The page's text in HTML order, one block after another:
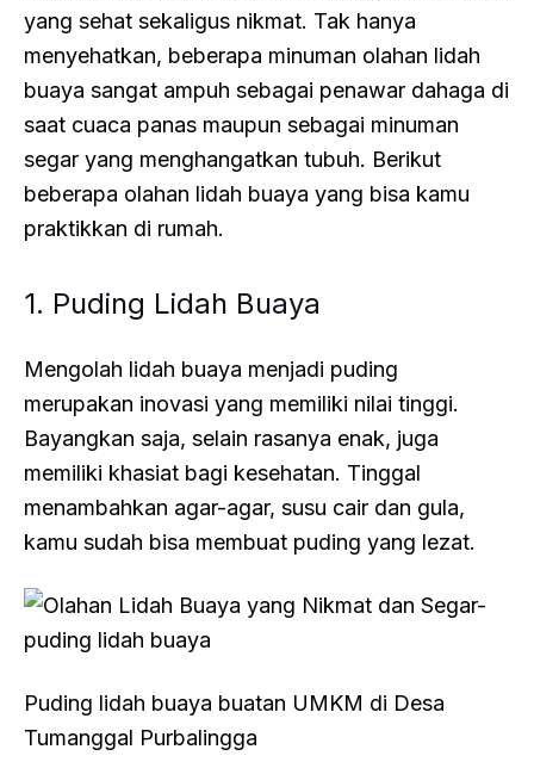
yang sehat sekaligus nikmat. Tak hanya
menyehatkan, beberapa minuman olahan lidah
buaya sangat ampuh sebagai penawar dahaga di
saat cuaca panas maupun sebagai minuman
segar yang menghangatkan tubuh. Berikut
beberapa olahan lidah buaya yang bisa kamu
praktikkan di rumah.
1. Puding Lidah Buaya
Mengolah lidah buaya menjadi puding
merupakan inovasi yang memiliki nilai tinggi.
Bayangkan saja, selain rasanya enak, juga
memiliki khasiat bagi kesehatan. Tinggal
menambahkan agar-agar, susu cair dan gula,
kamu sudah bisa membuat puding yang lezat.
Puding lidah buaya buatan UMKM di Desa
Tumanggal Purbalingga